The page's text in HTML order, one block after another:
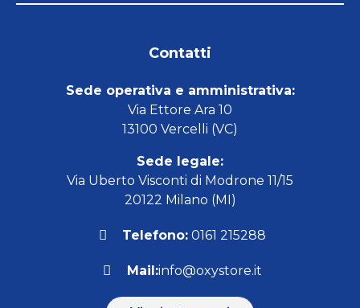
Contatti
Sede operativa e amministrativa:
Via Ettore Ara 10
13100 Vercelli (VC)
Sede legale:
Via Uberto Visconti di Modrone 11/15
20122 Milano (MI)
Telefono: 0161 215288
Mail:info@oxystore.it